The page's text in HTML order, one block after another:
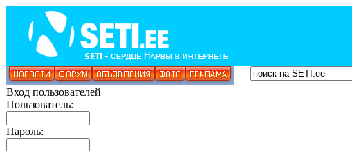
Вход пользователей
Пользователь:
Пароль: